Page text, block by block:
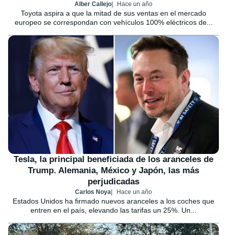
Alber Callejo Hace un año
Toyota aspira a que la mitad de sus ventas en el mercado
europeo se correspondan con vehículos 100% eléctricos de...
Tesla, la principal beneficiada de los aranceles de
Trump. Alemania, México y Japón, las más
perjudicadas
Carlos Noya Hace un año
Estados Unidos ha firmado nuevos aranceles a los coches que
entren en el país, elevando las tarifas un 25%. Un...